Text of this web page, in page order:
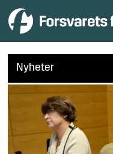
Nyheter